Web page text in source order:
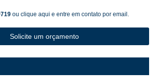
ou clique aqui e entre em contato por email.
Solicite um orçamento